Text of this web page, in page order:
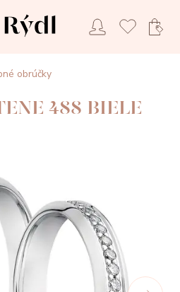
obrúčky
488 BIELE